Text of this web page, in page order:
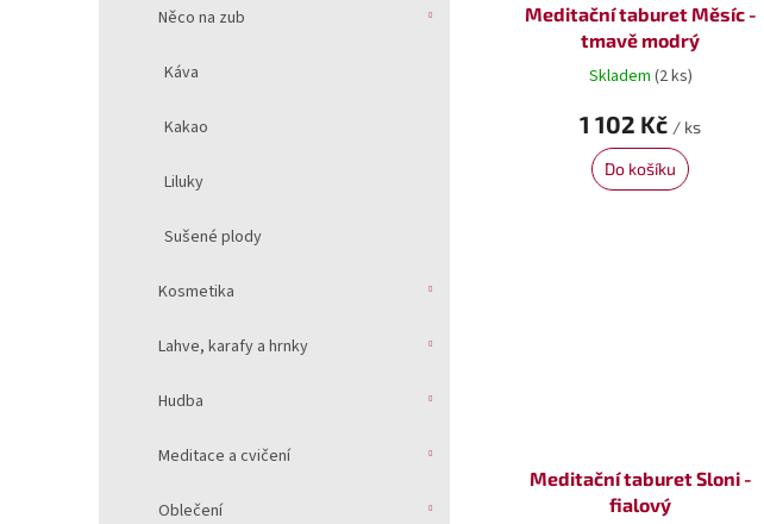
Něco na zub
Káva
Kakao
Liluky
Sušené plody
Kosmetika
Lahve, karafy a hrnky
Hudba
Meditace a cvičení
Oblečení
Meditační taburet Měsíc -
tmavě modrý
Skladem (2 ks)
1 102 Kč / ks
Do košíku
Meditační taburet Sloni -
fialový